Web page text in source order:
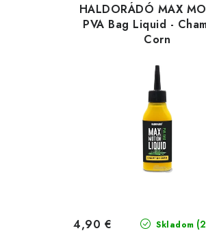
HALDORÁDÓ MAX
PVA Bag Liquid -
Corn
Skladom
4,90 €